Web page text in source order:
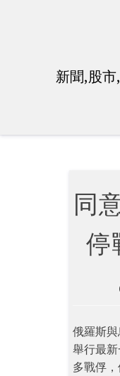
新聞,股
同
停
俄羅斯
舉行最
多戰俘